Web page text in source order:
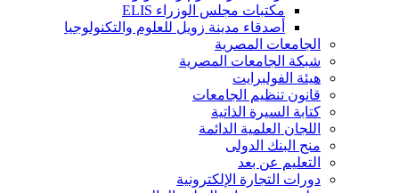
مكتبات مجلس الوزراء ELIS
أصدقاء مدينة زويل للعلوم والتكنولوجيا
الجامعات المصرية
شبكة الجامعات المصرية
هيئة الفولبرايت
قانون تنظيم الجامعات
كتابة السيرة الذاتية
اللجان العلمية الدائمة
منح البنك الدولى
التعليم عن بعد
دورات التجارة الإلكترونية